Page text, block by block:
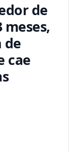
de
meses,
de
cae